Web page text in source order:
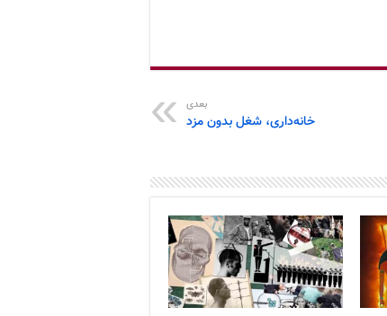
بعدی
خانه‌داری، شغل بدون مزد